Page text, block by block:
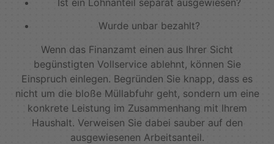
Ist ein Lohnanteil separat ausgewiesen?
Wurde unbar bezahlt?
Wenn das Finanzamt einen aus Ihrer Sicht
begünstigten Vollservice ablehnt, können Sie
Einspruch einlegen. Begründen Sie knapp, dass es
nicht um die bloße Müllabfuhr geht, sondern um eine
konkrete Leistung im Zusammenhang mit Ihrem
Haushalt. Verweisen Sie dabei sauber auf den
ausgewiesenen Arbeitsanteil.